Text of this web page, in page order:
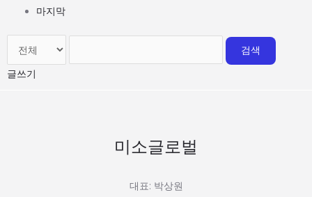
마지막
검색
글쓰기
미소글로벌
대표: 박상원